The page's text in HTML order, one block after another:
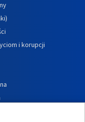
i korupcji